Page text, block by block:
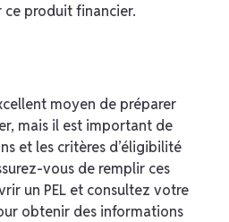
produit financier.
moyen de préparer
mais il est important de
et les critères d’éligibilité
vous de remplir ces
un PEL et consultez votre
obtenir des informations